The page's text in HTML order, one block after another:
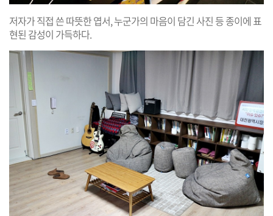
저자가 직접 쓴 따뜻한 엽서, 누군가의 마음이 담긴 사진 등 종이에 표
현된 감성이 가득하다.